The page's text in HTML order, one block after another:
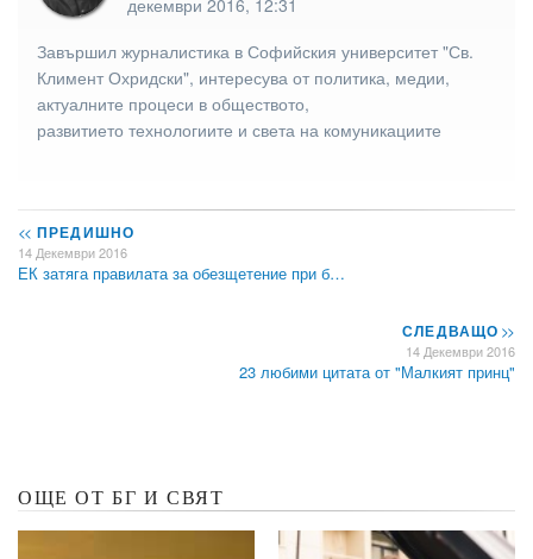
Завършил журналистика в Софийския университет "Св.
Климент Охридски", интересува от политика, медии,
актуалните процеси в обществото,
развитието технологиите и света на комуникациите
<< ПРЕДИШНО
14 Декември 2016
ЕК затяга правилата за обезщетение при б…
СЛЕДВАЩО>>
14 Декември 2016
23 любими цитата от "Малкият принц"
ОЩЕ ОТ БГ И СВЯТ